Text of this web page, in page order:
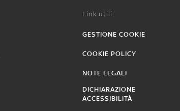
Link utili:
GESTIONE COOKIE
COOKIE POLICY
NOTE LEGALI
DICHIARAZIONE
ACCESSIBILITÀ